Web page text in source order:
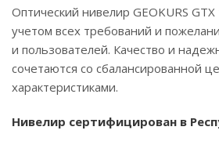
Оптический нивелир GEOKURS
учетом всех требований и
и пользователей. Качество и
сочетаются со сбалансированной
характеристиками.
Нивелир сертифицирован в